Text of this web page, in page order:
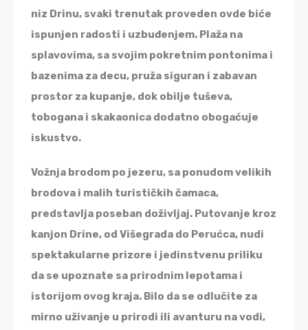
niz Drinu, svaki trenutak proveden ovde biće
ispunjen radosti i uzbuđenjem. Plaža na
splavovima, sa svojim pokretnim pontonima i
bazenima za decu, pruža siguran i zabavan
prostor za kupanje, dok obilje tuševa,
tobogana i skakaonica dodatno obogaćuje
iskustvo.
Vožnja brodom po jezeru, sa ponudom velikih
brodova i malih turističkih čamaca,
predstavlja poseban doživljaj. Putovanje kroz
kanjon Drine, od Višegrada do Perućca, nudi
spektakularne prizore i jedinstvenu priliku
da se upoznate sa prirodnim lepotama i
istorijom ovog kraja. Bilo da se odlučite za
mirno uživanje u prirodi ili avanturu na vodi,